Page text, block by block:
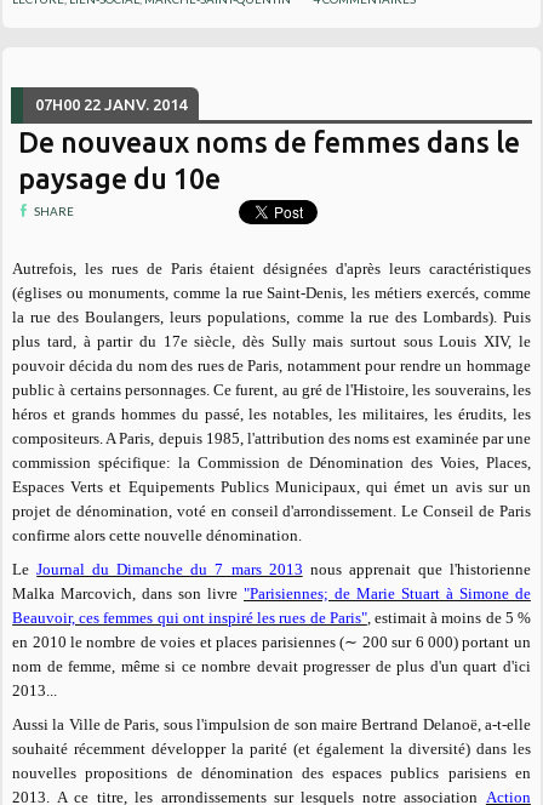
07H00 22 JANV. 2014
De nouveaux noms de femmes dans le
paysage du 10e
SHARE
Autrefois, les rues de Paris étaient désignées d'après leurs caractéristiques
(églises ou monuments, comme la rue Saint-Denis, les métiers exercés, comme
la rue des Boulangers, leurs populations, comme la rue des Lombards). Puis
plus tard, à partir du 17e siècle, dès Sully mais surtout sous Louis XIV, le
pouvoir décida du nom des rues de Paris, notamment pour rendre un hommage
public à certains personnages. Ce furent, au gré de l'Histoire, les souverains, les
héros et grands hommes du passé, les notables, les militaires, les érudits, les
compositeurs. A Paris, depuis 1985, l'attribution des noms est examinée par une
commission spécifique: la Commission de Dénomination des Voies, Places,
Espaces Verts et Equipements Publics Municipaux, qui émet un avis sur un
projet de dénomination, voté en conseil d'arrondissement. Le Conseil de Paris
confirme alors cette nouvelle dénomination.
LeJournal du Dimanche du 7 mars 2013 nous apprenait que l'historienne
Malka Marcovich, dans son livre"Parisiennes; de Marie Stuart à Simone de
Beauvoir, ces femmes qui ont inspiré les rues de Paris", estimait à moins de 5 %
en 2010 le nombre de voies et places parisiennes (∼ 200 sur 6 000) portant un
nom de femme, même si ce nombre devait progresser de plus d'un quart d'ici
2013...
Aussi la Ville de Paris, sous l'impulsion de son maire Bertrand Delanoë, a-t-elle
souhaité récemment développer la parité (et également la diversité) dans les
nouvelles propositions de dénomination des espaces publics parisiens en
2013. A ce titre, les arrondissements sur lesquels notre association Action